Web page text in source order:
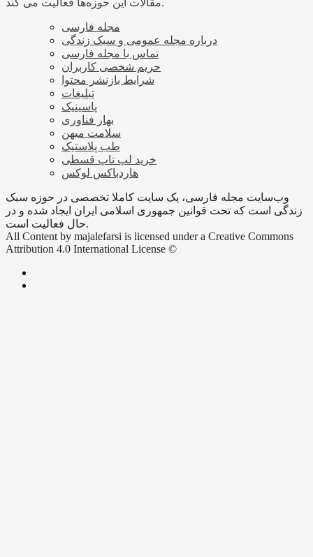
مقالات این حوزه‌ها فعالیت می کند.
مجله فارسی
درباره مجله عمومی و سبک زندگی
تماس با مجله فارسی
حریم شخصی کاربران
شرایط بازنشر محتوا
تبلیغات
پاسینیک
بهار فناوری
سلامت میهن
طب پلاستیک
خرید لپ تاپ قسطی
هاردباکس لوکس
وب‌سایت مجله فارسی، یک سایت کاملا تخصصی در حوزه سبک
زندگی است که تحت قوانین جمهوری اسلامی ایران ایجاد شده و در
حال فعالیت است.
All Content by majalefarsi is licensed under a Creative Commons
Attribution 4.0 International License ©️